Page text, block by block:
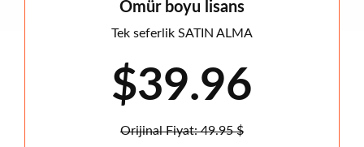
Ömür boyu lisans
Tek seferlik SATIN ALMA
$39.96
Orijinal Fiyat: 49.95 $